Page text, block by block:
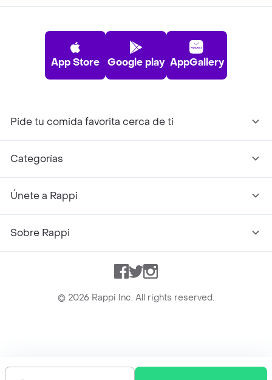
App Store Google play AppGallery
Pide tu comida favorita cerca de ti
Categorías
Únete a Rappi
Sobre Rappi
Facebook
TwitterInstagram
© 2026 Rappi Inc. All rights reserved.